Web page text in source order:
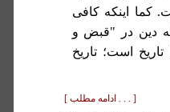
کما اينکه کافی
دين در "قبض و
است؛ تاريخ
[ . . . ادامه مطلب ]